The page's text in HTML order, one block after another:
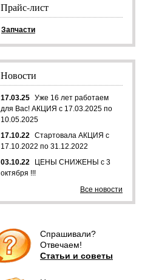
Прайс-лист
Запчасти
Новости
17.03.25 Уже 16 лет работаем
для Вас! АКЦИЯ с 17.03.2025 по
10.05.2025
17.10.22 Стартовала АКЦИЯ с
17.10.2022 по 31.12.2022
03.10.22
ЦЕНЫ СНИЖЕНЫ с 3
октября !!!
Все новости
Спрашивали?
Отвечаем!
Статьи и советы